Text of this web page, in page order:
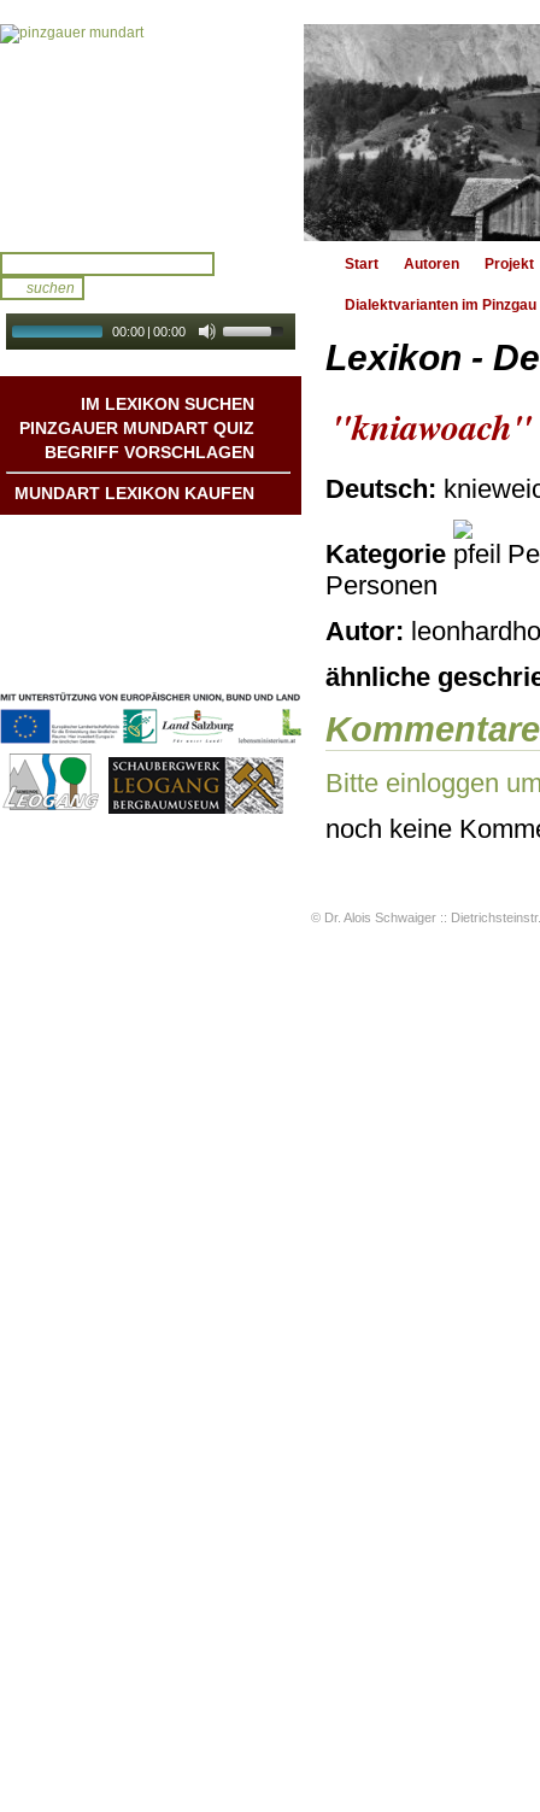
00:00 | 00:00
IM LEXIKON SUCHEN
PINZGAUER MUNDART QUIZ
BEGRIFF VORSCHLAGEN
MUNDART LEXIKON KAUFEN
Start Autoren Projekt
Dialektvarianten im Pinzgau
Lexikon -
"kniawoach"
Deutsch:
Kategorie
Personen
Autor:
ähnliche
Kommentare
Bitte einloggen
noch keine
© Dr. Alois Schwaiger ::